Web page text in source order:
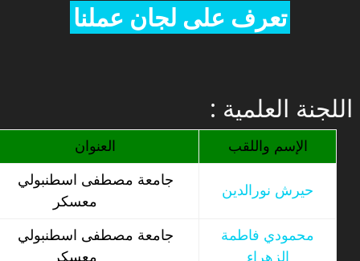
تعرف على لجان عملنا
: اللجنة العلمية
العنوان الإسم واللقب
جامعة مصطفى اسطنبولي
حيرش نورالدين
جامعة مصطفى اسطنبولي
محمودي فاطمة
الزهراء